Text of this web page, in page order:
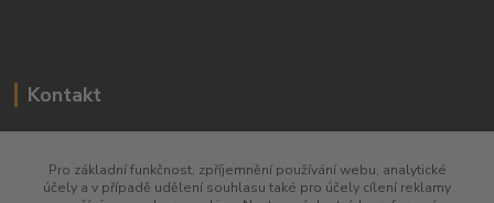
Kontakt
obchod@qins.cz
Pro základní funkčnost, zpříjemnění používání webu, analytické
účely a v případě udělení souhlasu také pro účely cílení reklamy